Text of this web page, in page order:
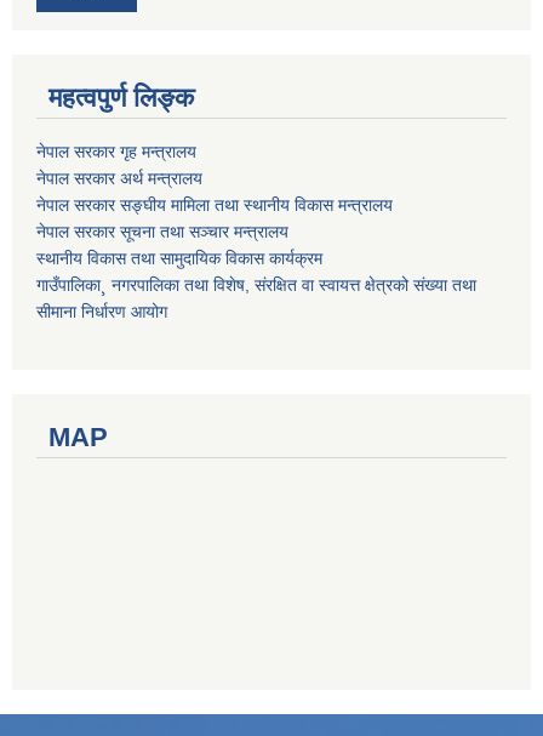
महत्वपुर्ण लिङ्क
नेपाल सरकार गृह मन्त्रालय
नेपाल सरकार अर्थ मन्त्रालय
नेपाल सरकार सङ्घीय मामिला तथा स्थानीय विकास मन्त्रालय
नेपाल सरकार सूचना तथा सञ्चार मन्त्रालय
स्थानीय विकास तथा सामुदायिक विकास कार्यक्रम
गाउँपालिका¸ नगरपालिका तथा विशेष, संरक्षित वा स्वायत्त क्षेत्रको संख्या तथा
सीमाना निर्धारण आयोग
MAP